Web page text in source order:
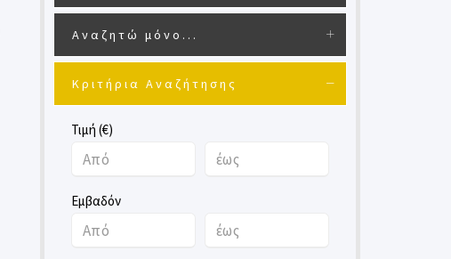
Αναζητώ μόνο...
Κριτήρια Αναζήτησης
Τιμή (€)
Εμβαδόν